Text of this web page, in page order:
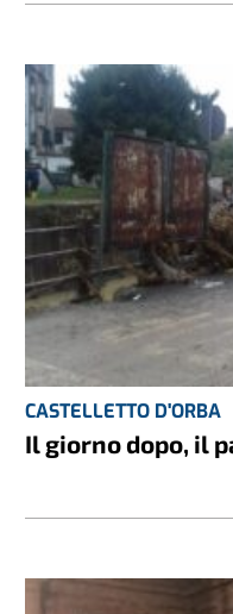
CASTELLETTO D'ORBA
Il giorno dopo, il